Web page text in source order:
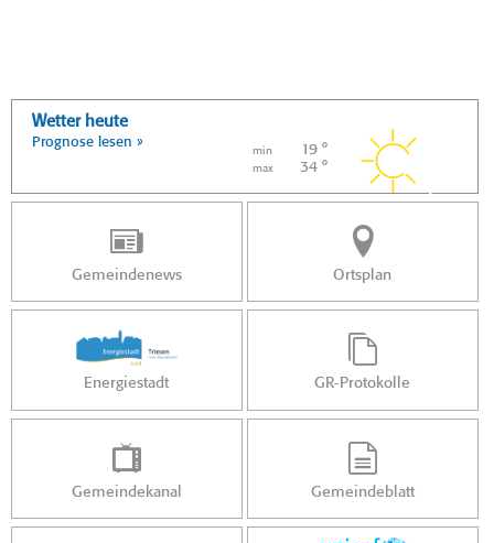
Wetter heute
Prognose lesen »
min 19 °
max 34 °
Gemeindenews Ortsplan
Energiestadt GR-Protokolle
Gemeindekanal Gemeindeblatt